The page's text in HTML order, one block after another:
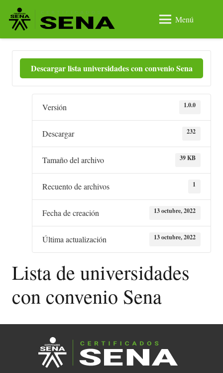
Menú
Descargar lista universidades con convenio Sena
Versión 1.0.0
Descargar 232
Tamaño del archivo 39 KB
Recuento de archivos 1
Fecha de creación 13 octubre, 2022
Última actualización 13 octubre, 2022
Lista de universidades
con convenio Sena